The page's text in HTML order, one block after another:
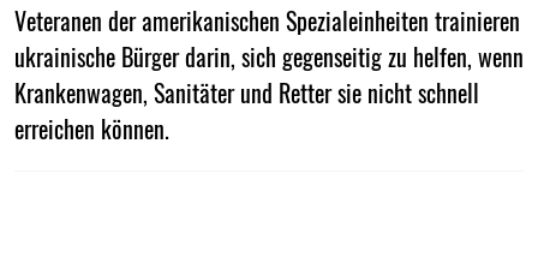
Veteranen der amerikanischen Spezialeinheiten trainieren
ukrainische Bürger darin, sich gegenseitig zu helfen, wenn
Krankenwagen, Sanitäter und Retter sie nicht schnell
erreichen können.